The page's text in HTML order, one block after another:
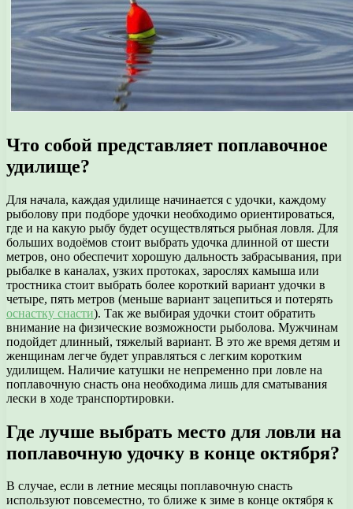
Что собой представляет поплавочное
удилище?
Для начала, каждая удилище начинается с удочки, каждому
рыболову при подборе удочки необходимо ориентироваться,
где и на какую рыбу будет осуществляться рыбная ловля. Для
больших водоёмов стоит выбрать удочка длинной от шести
метров, оно обеспечит хорошую дальность забрасывания, при
рыбалке в каналах, узких протоках, зарослях камыша или
тростника стоит выбрать более короткий вариант удочки в
четыре, пять метров (меньше вариант зацепиться и потерять
оснастку снасти). Так же выбирая удочки стоит обратить
внимание на физические возможности рыболова. Мужчинам
подойдет длинный, тяжелый вариант. В это же время детям и
женщинам легче будет управляться с легким коротким
удилищем. Наличие катушки не непременно при ловле на
поплавочную снасть она необходима лишь для сматывания
лески в ходе транспортировки.
Где лучше выбрать место для ловли на
поплавочную удочку в конце октября?
В случае, если в летние месяцы поплавочную снасть
используют повсеместно, то ближе к зиме в конце октября к